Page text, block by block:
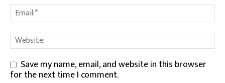
Save my name, email, and website in this browser
for the next time I comment.